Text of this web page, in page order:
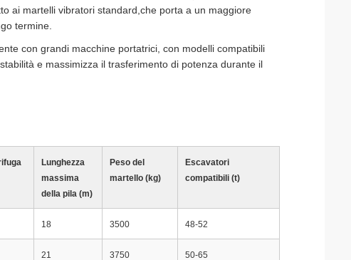
ai martelli vibratori standard,che porta a un maggiore
termine.
con grandi macchine portatrici, con modelli compatibili
e massimizza il trasferimento di potenza durante il
Lunghezza
massima
della pila (m)
Peso del
martello (kg)
Escavatori
compatibili (t)
18 3500 48-52
21 3750 50-65